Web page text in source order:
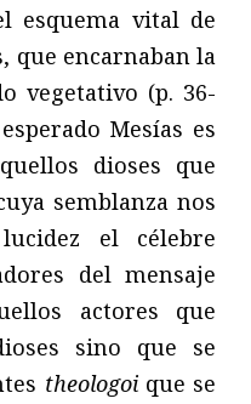
esquema vital de
que encarnaban la
vegetativo (p. 36-
Mesías es
dioses que
semblanza nos
el célebre
del mensaje
actores que
sino que se
theologoique se